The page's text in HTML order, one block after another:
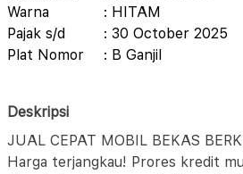
Warna
: HITAM
Pajak s/d
: 30 October 2025
Plat Nomor
: B Ganjil
Deskripsi
JUAL CEPAT MOBIL BEKAS
Harga terjangkau! Prores kredit